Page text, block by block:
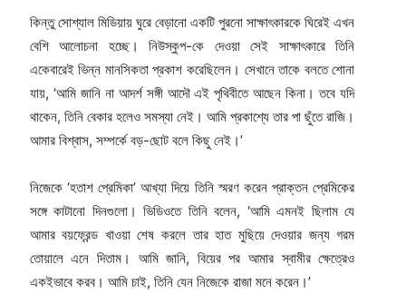
কিন্তু সোশ্যাল মিডিয়ায় ঘুরে বেড়ানো একটি পুরনো সাক্ষাৎকারকে ঘিরেই এখন
বেশি আলোচনা হচ্ছে। নিউস্কুপ-কে দেওয়া সেই সাক্ষাৎকারে তিনি
একেবারেই ভিন্ন মানসিকতা প্রকাশ করেছিলেন। সেখানে তাকে বলতে শোনা
যায়, ‘আমি জানি না আদর্শ সঙ্গী আদৌ এই পৃথিবীতে আছেন কিনা। তবে যদি
থাকেন, তিনি বেকার হলেও সমস্যা নেই। আমি প্রকাশ্যে তার পা ছুঁতে রাজি।
আমার বিশ্বাস, সম্পর্কে বড়-ছোট বলে কিছু নেই।’
নিজেকে ‘হতাশ প্রেমিকা’ আখ্যা দিয়ে তিনি স্মরণ করেন প্রাক্তন প্রেমিকের
সঙ্গে কাটানো দিনগুলো। ভিডিওতে তিনি বলেন, ‘আমি এমনই ছিলাম যে
আমার বয়ফ্রেন্ড খাওয়া শেষ করলে তার হাত মুছিয়ে দেওয়ার জন্য গরম
তোয়ালে এনে দিতাম। আমি জানি, বিয়ের পর আমার স্বামীর ক্ষেত্রেও
একইভাবে করব। আমি চাই, তিনি যেন নিজেকে রাজা মনে করেন।’